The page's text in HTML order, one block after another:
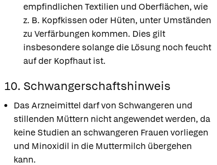
empfindlichen Textilien und Oberflächen, wie
z. B. Kopfkissen oder Hüten, unter Umständen
zu Verfärbungen kommen. Dies gilt
insbesondere solange die Lösung noch feucht
auf der Kopfhaut ist.
10. Schwangerschaftshinweis
Das Arzneimittel darf von Schwangeren und
stillenden Müttern nicht angewendet werden, da
keine Studien an schwangeren Frauen vorliegen
und Minoxidil in die Muttermilch übergehen
kann.